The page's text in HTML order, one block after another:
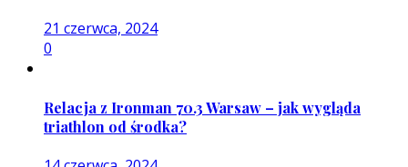
21 czerwca, 2024
0
Relacja z Ironman 70.3 Warsaw – jak wygląda
triathlon od środka?